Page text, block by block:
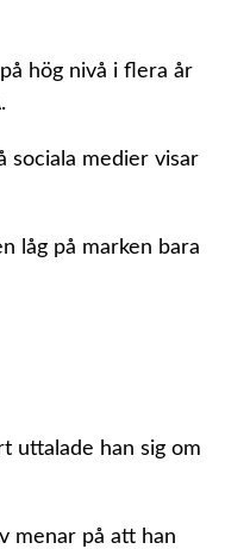
hög nivå i flera år
sociala medier visar
låg på marken bara
uttalade han sig om
menar på att han